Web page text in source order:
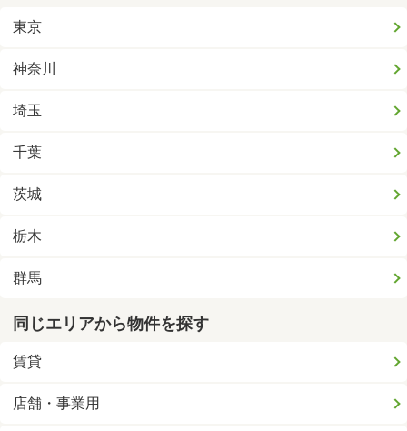
東京
神奈川
埼玉
千葉
茨城
栃木
群馬
同じエリアから物件を探す
賃貸
店舗・事業用